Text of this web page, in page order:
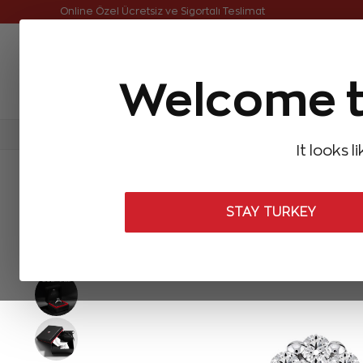
Welcome
It looks
STAY TURKEY
Online Özel Ücretsiz ve Sigortalı Teslimat
Aynı Gün Kargo Çok Satanlar